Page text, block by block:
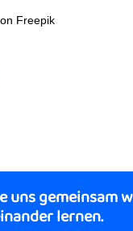
Freepik
uns gemeinsam
lernen.